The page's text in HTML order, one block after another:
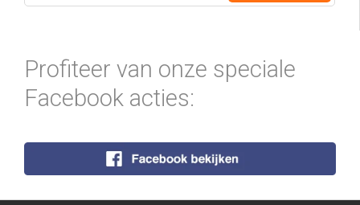
Profiteer van onze speciale
Facebook acties: